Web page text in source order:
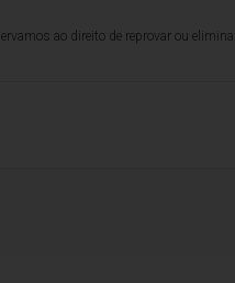
ao direito de reprovar ou